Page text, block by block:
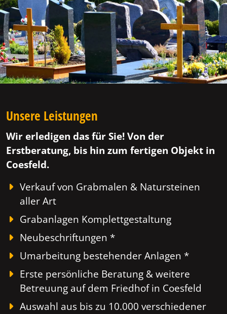
Unsere Leistungen
Wir erledigen das für Sie! Von der
Erstberatung, bis hin zum fertigen Objekt in
Coesfeld.
Verkauf von Grabmalen & Natursteinen
aller Art
Grabanlagen Komplettgestaltung
Neubeschriftungen *
Umarbeitung bestehender Anlagen *
Erste persönliche Beratung & weitere
Betreuung auf dem Friedhof in Coesfeld
Auswahl aus bis zu 10.000 verschiedener